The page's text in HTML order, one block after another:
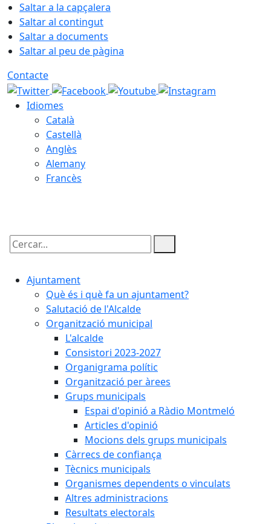
Saltar a la capçalera
Saltar al contingut
Saltar a documents
Saltar al peu de pàgina
Contacte
Idiomes
Català
Castellà
Anglès
Alemany
Francès
Cercar:
Ajuntament
Què és i què fa un ajuntament?
Salutació de l'Alcalde
Organització municipal
L'alcalde
Consistori 2023-2027
Organigrama polític
Organització per àrees
Grups municipals
Espai d'opinió a Ràdio Montmeló
Articles d'opinió
Mocions dels grups municipals
Càrrecs de confiança
Tècnics municipals
Organismes dependents o vinculats
Altres administracions
Resultats electorals